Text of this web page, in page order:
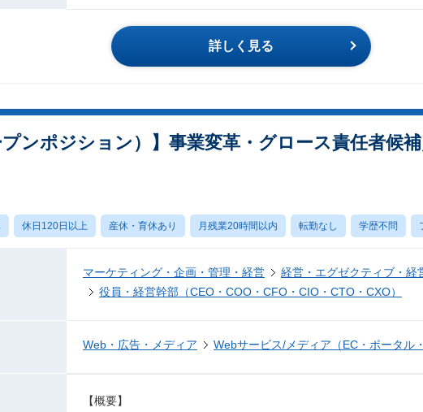
詳しく見る
プンポジション）】事業変革・グロース責任者候
休日120日以上 産休・育休あり 月残業20時間以内 転勤なし 学歴不問
マーケティング・企画・管理・経営
経営・エグゼクティブ・経
役員・経営幹部（CEO・COO・CFO・CIO・CTO・CXO）
Web・広告・メディア Webサービス/メディア（EC・ポータル
【概要】